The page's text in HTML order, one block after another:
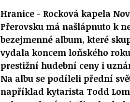
Hranice - Rocková kapela
Přerovsku má našlápnuto k
bezejmenné album, které
vydala koncem loňského
prestižní hudební ceny i
Na albu se podíleli přední
například kytarista Todd